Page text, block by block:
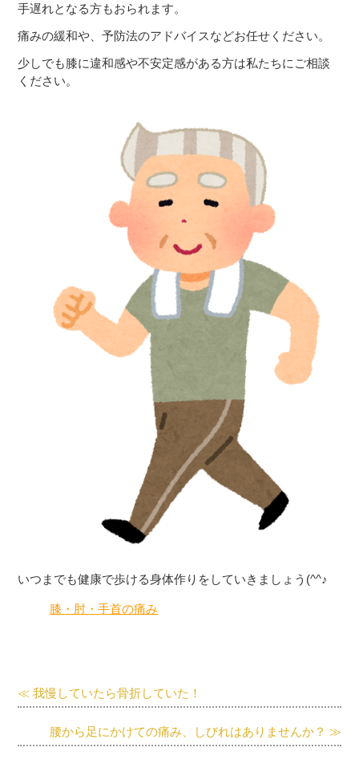
手遅れとなる方もおられます。
痛みの緩和や、予防法のアドバイスなどお任せください。
少しでも膝に違和感や不安定感がある方は私たちにご相談
ください。
いつまでも健康で歩ける身体作りをしていきましょう(^^♪
膝・肘・手首の痛み
≪ 我慢していたら骨折していた！
腰から足にかけての痛み、しびれはありませんか？ ≫